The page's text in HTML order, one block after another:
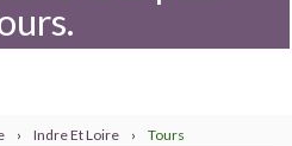
› Indre Et Loire › Tours